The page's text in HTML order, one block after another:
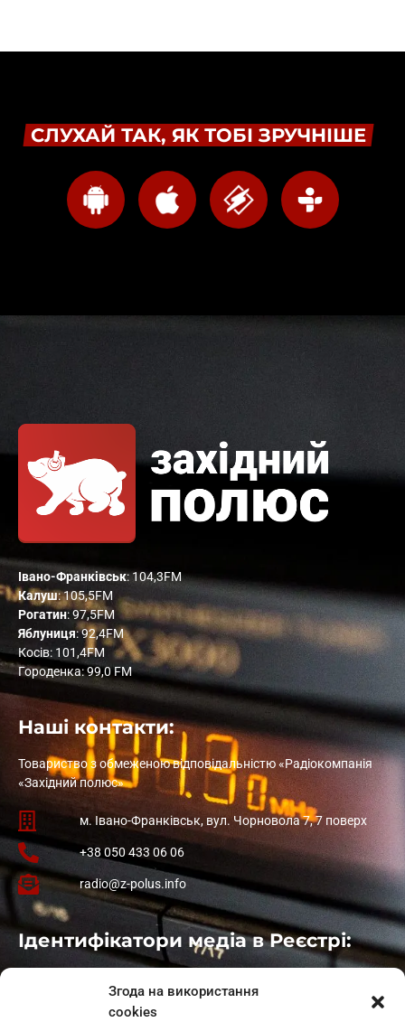
Згода на використання
cookies
СЛУХАЙ ТАК, ЯК ТОБІ ЗРУЧНІШЕ
Івано-Франківськ: 104,3FM
Калуш: 105,5FM
Рогатин: 97,5FM
Яблуниця: 92,4FM
Косів: 101,4FM
Городенка: 99,0 FM
Наші контакти:
Товариство з обмеженою відповідальністю «Радіокомпанія
«Західний полюс»
м. Івано-Франківськ, вул. Чорновола 7, 7 поверх
+38 050 433 06 06
radio@z-polus.info
Ідентифікатори медіа в Реєстрі:
: L11-01410
: L11-01801